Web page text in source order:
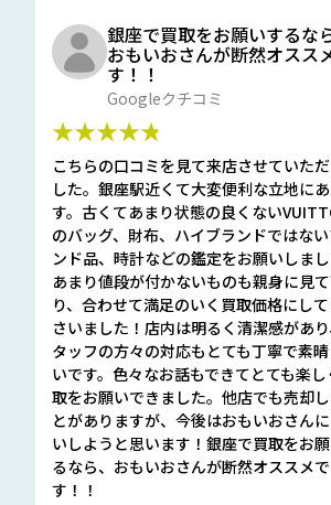
銀座で買取をお願いするなら
おもいおさんが断然オスス
す！！
Googleクチコミ
★★★★★
こちらの口コミを見て来店させていた
した。銀座駅近くて大変便利な立地に
す。古くてあまり状態の良くない
のバッグ、財布、ハイブランドではな
ンド品、時計などの鑑定をお願いしまし
あまり値段が付かないものも親身に見
り、合わせて満足のいく買取価格にし
さいました！店内は明るく清潔感があ
タッフの方々の対応もとても丁寧で素
いです。色々なお話もできてとても楽し
取をお願いできました。他店でも売却
とがありますが、今後はおもいおさん
いしようと思います！銀座で買取をお
るなら、おもいおさんが断然オススメで
す！！